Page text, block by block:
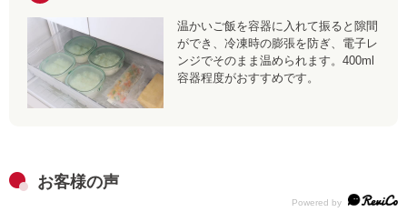
温かいご飯を容器に入れて振ると隙間
ができ、冷凍時の膨張を防ぎ、電子レ
ンジでそのまま温められます。400ml
容器程度がおすすめです。
お客様の声